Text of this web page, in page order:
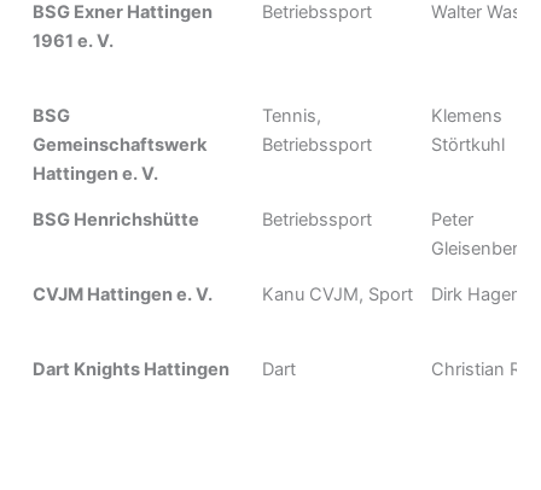
BSG Exner Hattingen
1961 e. V.
Betriebssport Walter
BSG
Gemeinschaftswerk
Hattingen e. V.
Tennis,
Betriebssport
Klemens
Störtkuhl
BSG Henrichshütte Betriebssport
Peter
CVJM Hattingen e. V. Kanu CVJM, Sport Dirk
Dart Knights Hattingen Dart Christian